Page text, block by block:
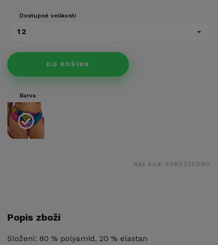
Dostupné velikosti
12
DO KOŠÍKU
Barva
Náš kód: ES803373INO
Popis zboží
Složení: 80 % polyamid, 20 % elastan